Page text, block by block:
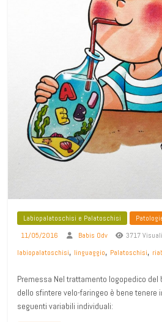
Labiopalatoschisi e Palatoschisi
11/05/2016
Babis Odv
3717
labiopalatoschisi, linguaggio, Palatoschisi,
Premessa Nel trattamento logopedico del
dello sfintere velo-faringeo è bene tenere
seguenti variabili individuali: